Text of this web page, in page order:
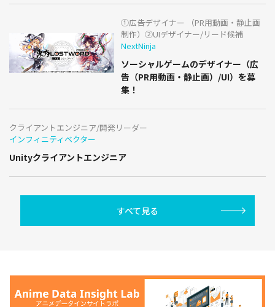
①広告デザイナー （PR用動画・静止画
制作）②UIデザイナー/リード候補
NextNinja
ソーシャルゲームのデザイナー（広
告（PR用動画・静止画）/UI）を募
集！
クライアントエンジニア/開発リーダー
インフィニティベクター
Unityクライアントエンジニア
すべて見る